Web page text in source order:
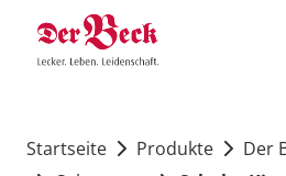
Startseite Produkte Der